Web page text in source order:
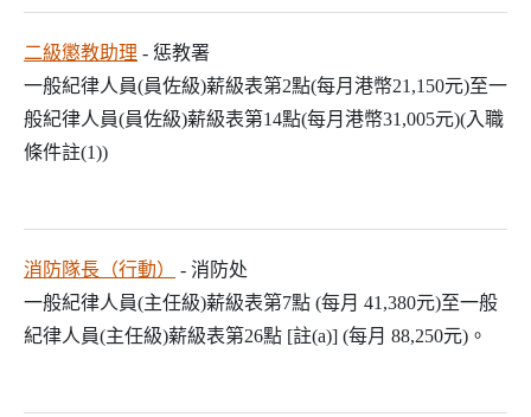
二級懲教助理 - 惩教署
一般紀律人員(員佐級)薪級表第2點(每月港幣21,150元)至一
般紀律人員(員佐級)薪級表第14點(每月港幣31,005元)(入職
條件註(1))
消防隊長（行動）
- 消防处
一般紀律人員(主任級)薪級表第7點 (每月 41,380元)至一般
紀律人員(主任級)薪級表第26點 [註(a)] (每月 88,250元)。